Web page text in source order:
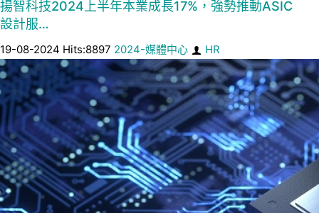
揚智科技2024上半年本業成長17%，強勢推動ASIC
設計服…
19-08-2024 Hits:8897 2024-媒體中心 HR